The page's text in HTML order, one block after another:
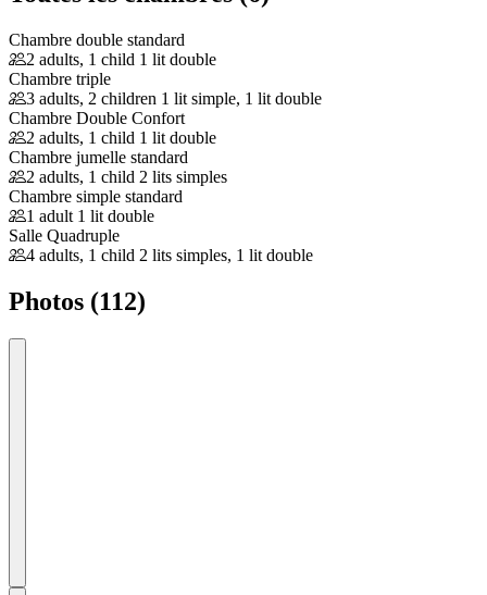
Chambre double standard
2 adults, 1 child 1 lit double
Chambre triple
3 adults, 2 children 1 lit simple, 1 lit double
Chambre Double Confort
2 adults, 1 child 1 lit double
Chambre jumelle standard
2 adults, 1 child 2 lits simples
Chambre simple standard
1 adult 1 lit double
Salle Quadruple
4 adults, 1 child 2 lits simples, 1 lit double
Photos (112)